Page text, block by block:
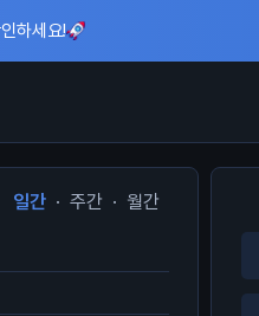
하세요!
일간 · 주간 · 월간